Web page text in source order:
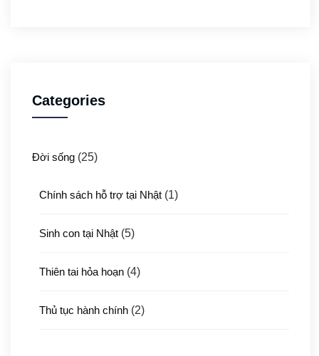
Categories
Đời sống (25)
Chính sách hỗ trợ tại Nhật (1)
Sinh con tại Nhật (5)
Thiên tai hỏa hoạn (4)
Thủ tục hành chính (2)